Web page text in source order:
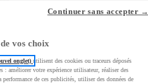
vos choix
onglet) utilisent des cookies ou traceurs déposés
améliorer votre expérience utilisateur, réaliser des
de ces publicités, utiliser des données de
Continuer sans accepter →